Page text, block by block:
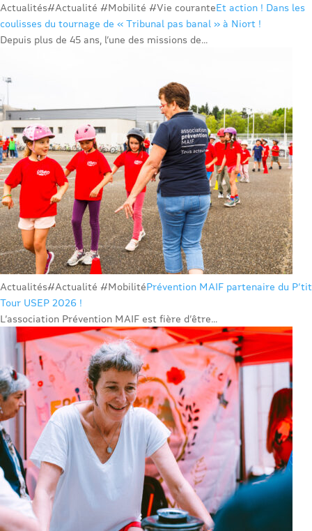
Actualités#Actualité #Mobilité #Vie couranteEt action ! Dans les
coulisses du tournage de « Tribunal pas banal » à Niort !
Depuis plus de 45 ans, l’une des missions de...
Actualités#Actualité #MobilitéPrévention MAIF partenaire du P’tit
Tour USEP 2026 !
L’association Prévention MAIF est fière d’être...